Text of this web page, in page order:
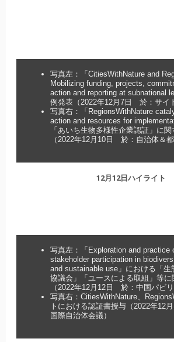
写真左：「CitiesWithNature and
Mobilizing funding, projects,
action and reporting at subnational
例発表（2022年12月7日 於：サイ
写真右：「RegionsWithNature
action and resources for
「あいち生物多様性企業認証」に
（2022年12月10日 於：自治体＆都
12月12日ハイライト
写真左：「Exploration and practice
stakeholder participation in
and sustainable use」における「生
協議会」「ユースによる取組」等
（2022年12月12日 於：中国パビリ
写真右：CitiesWithNature、
トにおける認証書授与（2022年12
国際自治体会議）